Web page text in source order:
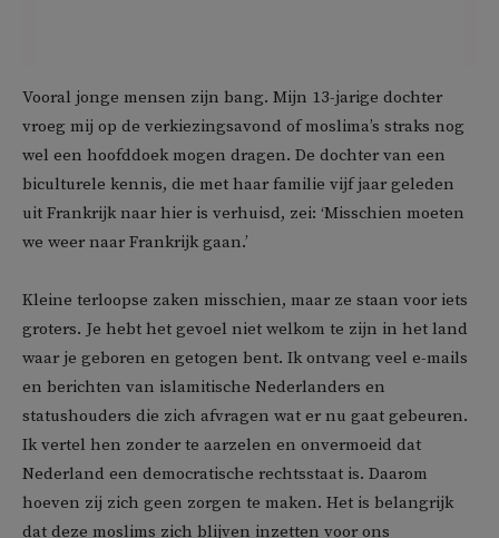
Vooral jonge mensen zijn bang. Mijn 13-jarige dochter
vroeg mij op de verkiezingsavond of moslima’s straks nog
wel een hoofddoek mogen dragen. De dochter van een
biculturele kennis, die met haar familie vijf jaar geleden
uit Frankrijk naar hier is verhuisd, zei: ‘Misschien moeten
we weer naar Frankrijk gaan.’
Kleine terloopse zaken misschien, maar ze staan voor iets
groters. Je hebt het gevoel niet welkom te zijn in het land
waar je geboren en getogen bent. Ik ontvang veel e-mails
en berichten van islamitische Nederlanders en
statushouders die zich afvragen wat er nu gaat gebeuren.
Ik vertel hen zonder te aarzelen en onvermoeid dat
Nederland een democratische rechtsstaat is. Daarom
hoeven zij zich geen zorgen te maken. Het is belangrijk
dat deze moslims zich blijven inzetten voor ons